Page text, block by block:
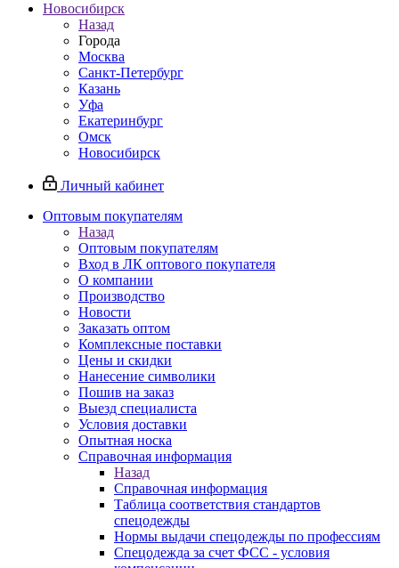
Новосибирск
Назад
Города
Москва
Санкт-Петербург
Казань
Уфа
Екатеринбург
Омск
Новосибирск
Личный кабинет
Оптовым покупателям
Назад
Оптовым покупателям
Вход в ЛК оптового покупателя
О компании
Производство
Новости
Заказать оптом
Комплексные поставки
Цены и скидки
Нанесение символики
Пошив на заказ
Выезд специалиста
Условия доставки
Опытная носка
Справочная информация
Назад
Справочная информация
Таблица соответствия стандартов
спецодежды
Нормы выдачи спецодежды по профессиям
Спецодежда за счет ФСС - условия